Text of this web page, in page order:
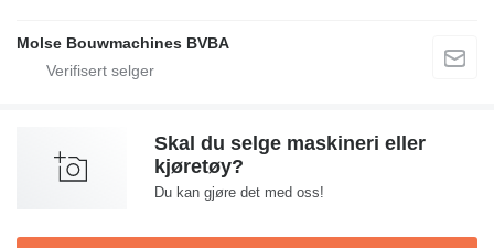
Molse Bouwmachines BVBA
Skal du selge maskineri eller
kjøretøy?
Du kan gjøre det med oss!